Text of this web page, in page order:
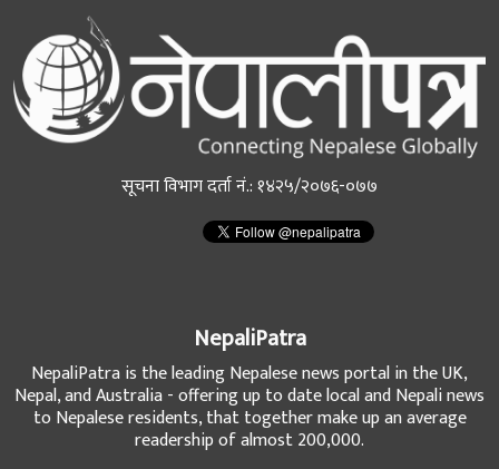
सूचना विभाग दर्ता नं.: १४२५/२०७६-०७७
NepaliPatra
NepaliPatra is the leading Nepalese news portal in the UK,
Nepal, and Australia - offering up to date local and Nepali news
to Nepalese residents, that together make up an average
readership of almost 200,000.